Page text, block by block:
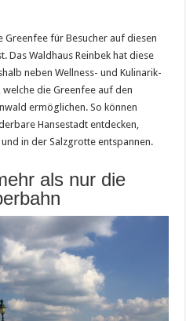
Greenfee für Besucher auf diesen
Das Waldhaus Reinbek hat diese
neben Wellness- und Kulinarik-
die Greenfee auf den
ermöglichen. So können
Hansestadt entdecken,
in der Salzgrotte entspannen.
als nur die